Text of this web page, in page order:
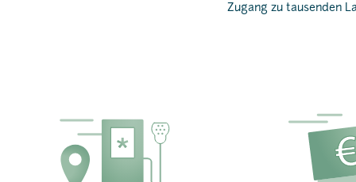
Zugang zu tausenden